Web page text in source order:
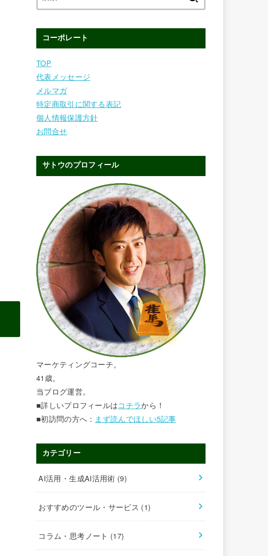
コーポレート
TOP
代表メッセージ
メルマガ
特定商取引に関する表記
個人情報保護方針
お問合せ
サトウのプロフィール
マーケティングコーチ。
41歳。
当ブログ運営。
■詳しいプロフィールはコチラから！
■初訪問の方へ： まず読んでほしい5記事
カテゴリー
AI活用・生成AI活用術 (9)
おすすめのツール・サービス (1)
コラム・思考ノート (17)